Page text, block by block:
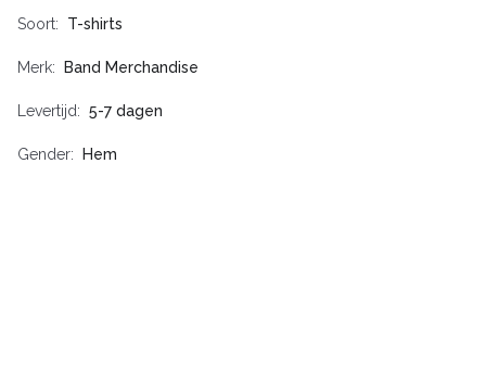
Soort T-shirts
Merk Band Merchandise
Levertijd 5-7 dagen
Gender Hem